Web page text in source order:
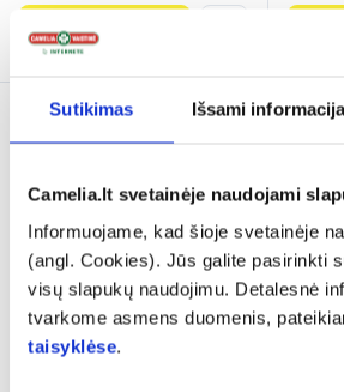
Sutikimas Išsami informacija
Camelia.lt svetainėje naudojami
Informuojame, kad šioje svetainėje
(angl. Cookies). Jūs galite pasirinkti
visų slapukų naudojimu. Detalesnė
tvarkome asmens duomenis,
taisyklėse.
Į krepšelį
SENI apsauginis kremas su